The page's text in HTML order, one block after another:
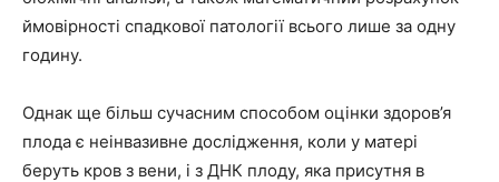
ймовірності спадкової патології всього лише за одну
годину.
Однак ще більш сучасним способом оцінки здоров’я
плода є неінвазивне дослідження, коли у матері
беруть кров з вени, і з ДНК плоду, яка присутня в